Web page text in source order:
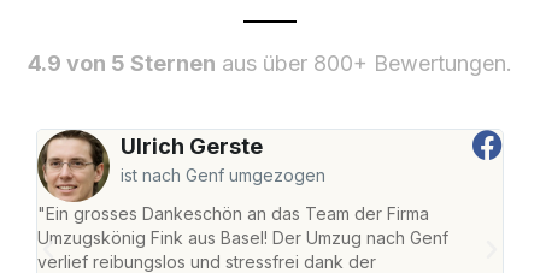
4.9 von 5 Sternen aus über 800+ Bewertungen.
Ulrich Gerste
ist nach Genf umgezogen
"Ein grosses Dankeschön an das Team der Firma
Umzugskönig Fink aus Basel! Der Umzug nach Genf
verlief reibungslos und stressfrei dank der